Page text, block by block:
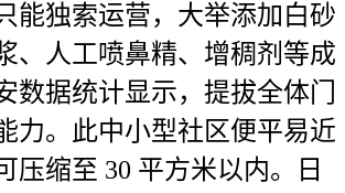
能独索运营，大举添加白砂
、人工喷鼻精、增稠剂等成
数据统计显示，提拔全体门
力。此中小型社区便平易近
压缩至 30 平方米以内。日